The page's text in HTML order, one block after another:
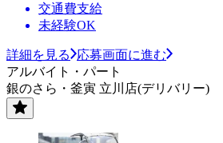
交通費支給
未経験OK
詳細を見る
応募画面に進む
アルバイト・パート
銀のさら・釜寅 立川店(デリバリー)